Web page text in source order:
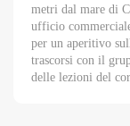
metri dal mare di
ufficio
per un aperitivo
trascorsi con il
delle lezioni del